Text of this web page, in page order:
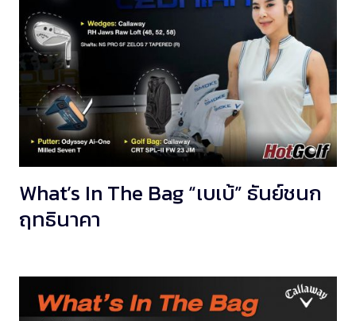
What’s In The Bag “เบเบ้” ธันย์ชนก
ฤทธินาคา